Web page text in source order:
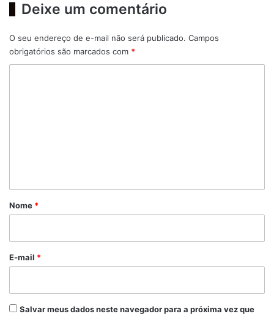
Deixe um comentário
O seu endereço de e-mail não será publicado. Campos
obrigatórios são marcados com *
r
*
Nome *
E-mail *
Salvar meus dados neste navegador para a próxima vez que